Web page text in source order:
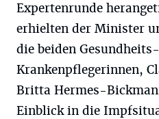
Expertenrunde
erhielten der Minister
die beiden
Krankenpflegerinnen,
Britta Hermes-
Einblick in die